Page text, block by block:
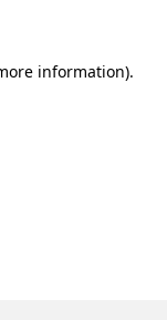
information).